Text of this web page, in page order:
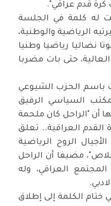
قدم عراقي".
له كلمة في الجلسة
الرياضية والوطنية،
نضاليا رياضيا وطنيا
حتى بات مضربا
باسم الحزب الشيوعي
السياسي الرفيق
أن "الراحل كان ملحمة
القدم العراقية.. تعلق
الروح الرياضية
مضيفا أن الراحل
العراقي، وله
ختام الكلمة إلى إطلاق